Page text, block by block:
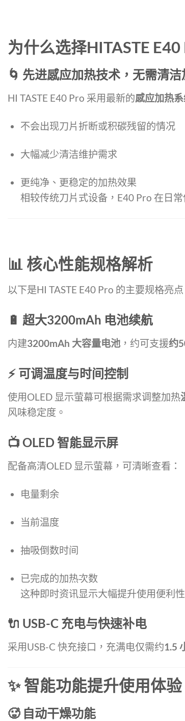
为什么选择HITASTE
🌀 先进感应加热技术，无需清洁
HI TASTE E40 Pro 采用最新的感应加热
不会出现刀片折断或积碳残留的情况
大幅减少清洁维护需求
更纯净、更稳定的加热效果
相较传统刀片式设备，E40 Pro 在日
📊 核心性能规格解析
以下是HI TASTE E40 Pro 的主要规格亮点
🔋 超大3200mAh 电池续航
内建3200mAh 大容量电池，约可支援约
⚡ 可调温度与时间控制
使用OLED 显示萤幕可根据需求调整加热
风味稳定度。
📺 OLED 智能显示屏
配备高清OLED 显示萤幕，可清晰查看：
电量剩余
当前温度
抽吸倒数时间
已完成的加热次数
这种即时资讯显示大幅提升使用便利
🔌 USB-C 充电与快速补电
采用USB-C 快充接口，充满电仅需约1.5
✨ 智能功能提升使用体验
🥵 自动干燥功能